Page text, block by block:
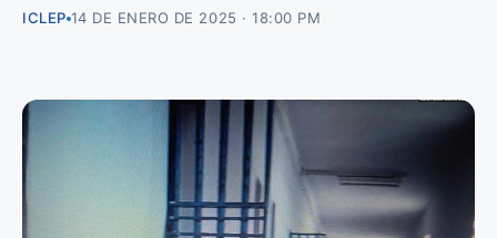
ICLEP 14 DE ENERO DE 2025 · 18:00 PM